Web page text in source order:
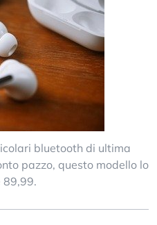
bluetooth di ultima
pazzo, questo modello lo
89,99.